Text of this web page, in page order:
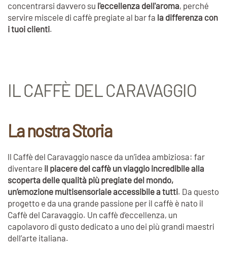
concentrarsi davvero su l'eccellenza dell'aroma, perché
servire miscele di caffè pregiate al bar fa la differenza con
i tuoi clienti.
IL CAFFÈ DEL CARAVAGGIO
La nostra Storia
ll Caffè del Caravaggio nasce da un’idea ambiziosa: far
diventare il piacere del caffè un viaggio incredibile alla
scoperta delle qualità più pregiate del mondo,
un’emozione multisensoriale accessibile a tutti. Da questo
progetto e da una grande passione per il caffè è nato il
Caffè del Caravaggio. Un caffè d’eccellenza, un
capolavoro di gusto dedicato a uno dei più grandi maestri
dell’arte italiana.